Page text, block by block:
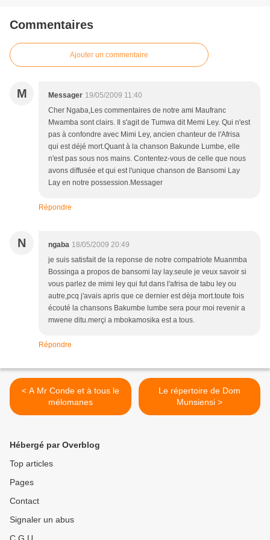
Commentaires
Ajouter un commentaire
M Messager 19/05/2009 11:40
Cher Ngaba,Les commentaires de notre ami Maufranc
Mwamba sont clairs. Il s'agit de Tumwa dit Memi Ley. Qui n'est
pas à confondre avec Mimi Ley, ancien chanteur de l'Afrisa
qui est déjé mort.Quant à la chanson Bakunde Lumbe, elle
n'est pas sous nos mains. Contentez-vous de celle que nous
avons diffusée et qui est l'unique chanson de Bansomi Lay
Lay en notre possession.Messager
Répondre
N ngaba 18/05/2009 20:49
je suis satisfait de la reponse de notre compatriote Muanmba
Bossinga a propos de bansomi lay lay.seule je veux savoir si
vous parlez de mimi ley qui fut dans l'afrisa de tabu ley ou
autre,pcq j'avais apris que ce dernier est dèja mort.toute fois
écouté la chansons Bakumbe lumbe sera pour moi revenir a
mwene ditu.merçi a mbokamosika est a tous.
Répondre
< A Mr Conde et à tous le
mélomanes
Le répertoire de Dom
Munsiensi >
Hébergé par Overblog
Top articles
Pages
Contact
Signaler un abus
C.G.U.